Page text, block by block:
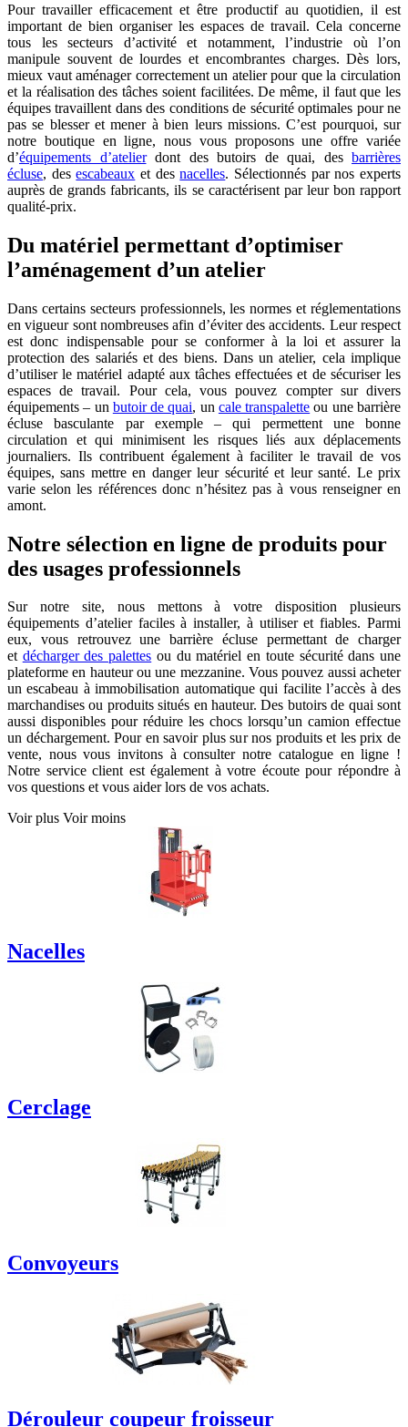
Pour travailler efficacement et être productif au quotidien, il est
important de bien organiser les espaces de travail. Cela concerne
tous les secteurs d’activité et notamment, l’industrie où l’on
manipule souvent de lourdes et encombrantes charges. Dès lors,
mieux vaut aménager correctement un atelier pour que la circulation
et la réalisation des tâches soient facilitées. De même, il faut que les
équipes travaillent dans des conditions de sécurité optimales pour ne
pas se blesser et mener à bien leurs missions. C’est pourquoi, sur
notre boutique en ligne, nous vous proposons une offre variée
d’équipements d’atelierdont des butoirs de quai, des barrières
écluse, desescabeaux et desnacelles. Sélectionnés par nos experts
auprès de grands fabricants, ils se caractérisent par leur bon rapport
qualité-prix.
Du matériel permettant d’optimiser
l’aménagement d’un atelier
Dans certains secteurs professionnels, les normes et réglementations
en vigueur sont nombreuses afin d’éviter des accidents. Leur respect
est donc indispensable pour se conformer à la loi et assurer la
protection des salariés et des biens. Dans un atelier, cela implique
d’utiliser le matériel adapté aux tâches effectuées et de sécuriser les
espaces de travail. Pour cela, vous pouvez compter sur divers
équipements – un butoir de quai, un cale transpalette ou une barrière
écluse basculante par exemple – qui permettent une bonne
circulation et qui minimisent les risques liés aux déplacements
journaliers. Ils contribuent également à faciliter le travail de vos
équipes, sans mettre en danger leur sécurité et leur santé. Le prix
varie selon les références donc n’hésitez pas à vous renseigner en
amont.
Notre sélection en ligne de produits pour
des usages professionnels
Sur notre site, nous mettons à votre disposition plusieurs
équipements d’atelier faciles à installer, à utiliser et fiables. Parmi
eux, vous retrouvez une barrière écluse permettant de charger
et décharger des palettes ou du matériel en toute sécurité dans une
plateforme en hauteur ou une mezzanine. Vous pouvez aussi acheter
un escabeau à immobilisation automatique qui facilite l’accès à des
marchandises ou produits situés en hauteur. Des butoirs de quai sont
aussi disponibles pour réduire les chocs lorsqu’un camion effectue
un déchargement. Pour en savoir plus sur nos produits et les prix de
vente, nous vous invitons à consulter notre catalogue en ligne !
Notre service client est également à votre écoute pour répondre à
vos questions et vous aider lors de vos achats.
Voir plus Voir moins
Nacelles
Cerclage
Convoyeurs
Dérouleur coupeur froisseur